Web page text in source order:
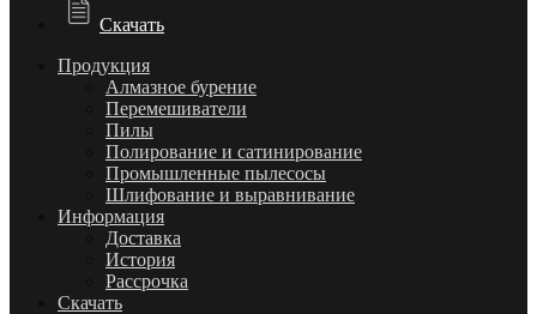
Скачать
Продукция
Алмазное бурение
Перемешиватели
Пилы
Полирование и сатинирование
Промышленные пылесосы
Шлифование и выравнивание
Информация
Доставка
История
Рассрочка
Скачать